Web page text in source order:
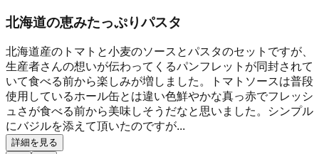
北海道の恵みたっぷりパスタ
北海道産のトマトと小麦のソースとパスタのセットですが、
生産者さんの想いが伝わってくるパンフレットが同封されて
いて食べる前から楽しみが増しました。トマトソースは普段
使用しているホール缶とは違い色鮮やかな真っ赤でフレッシ
ュさが食べる前から美味しそうだなと思いました。シンプル
にバジルを添えて頂いたのですが...
詳細を見る